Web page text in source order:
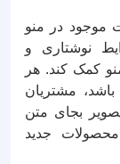
موجود در منو
نوشتاری و
کمک کند. هر
مشتریان
بجای متن
محصولات جدید